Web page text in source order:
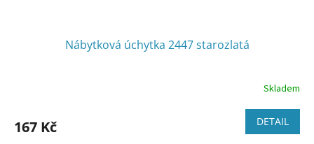
Nábytková úchytka 2447 starozlatá
Skladem
167 Kč DETAIL